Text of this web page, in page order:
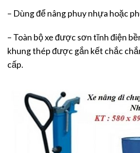
– Dùng để nâng phuy nhựa hoặc
– Toàn bộ xe được sơn tĩnh điện
khung thép được gắn kết chắc
cấp.